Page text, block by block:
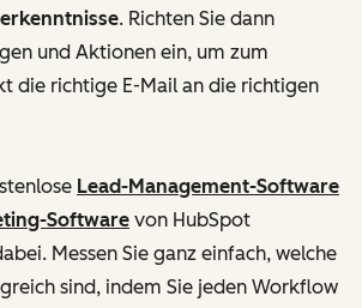
. Richten Sie dann
und Aktionen ein, um zum
die richtige E-Mail an die richtigen
Lead-Management-Software
Software von HubSpot
Messen Sie ganz einfach, welche
sind, indem Sie jeden Workflow